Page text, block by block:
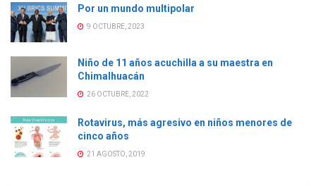
Por un mundo multipolar
9 OCTUBRE, 2023
Niño de 11 años acuchilla a su maestra en
Chimalhuacán
26 OCTUBRE, 2022
Rotavirus, más agresivo en niños menores de
cinco años
21 AGOSTO, 2019